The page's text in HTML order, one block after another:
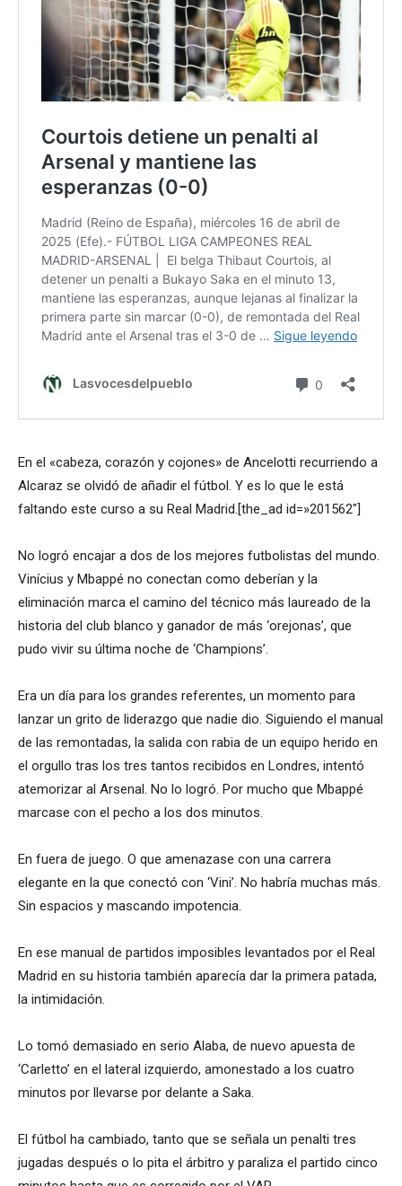
En el «cabeza, corazón y cojones» de Ancelotti recurriendo a
Alcaraz se olvidó de añadir el fútbol. Y es lo que le está
faltando este curso a su Real Madrid.[the_ad id=»201562″]
No logró encajar a dos de los mejores futbolistas del mundo.
Vinícius y Mbappé no conectan como deberían y la
eliminación marca el camino del técnico más laureado de la
historia del club blanco y ganador de más ‘orejonas’, que
pudo vivir su última noche de ‘Champions’.
Era un día para los grandes referentes, un momento para
lanzar un grito de liderazgo que nadie dio. Siguiendo el manual
de las remontadas, la salida con rabia de un equipo herido en
el orgullo tras los tres tantos recibidos en Londres, intentó
atemorizar al Arsenal. No lo logró. Por mucho que Mbappé
marcase con el pecho a los dos minutos.
En fuera de juego. O que amenazase con una carrera
elegante en la que conectó con ‘Vini’. No habría muchas más.
Sin espacios y mascando impotencia.
En ese manual de partidos imposibles levantados por el Real
Madrid en su historia también aparecía dar la primera patada,
la intimidación.
Lo tomó demasiado en serio Alaba, de nuevo apuesta de
‘Carletto’ en el lateral izquierdo, amonestado a los cuatro
minutos por llevarse por delante a Saka.
El fútbol ha cambiado, tanto que se señala un penalti tres
jugadas después o lo pita el árbitro y paraliza el partido cinco